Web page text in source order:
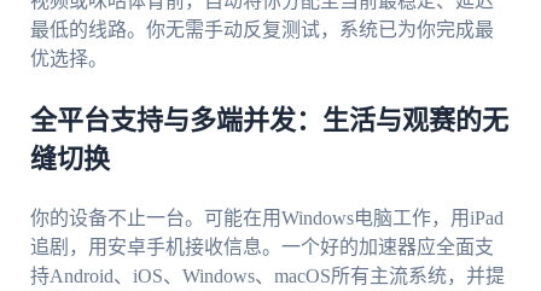
最低的线路。你无需手动反复测试，系统已为你完成最
优选择。
全平台支持与多端并发：生活与观赛的无
缝切换
你的设备不止一台。可能在用Windows电脑工作，用iPad
追剧，用安卓手机接收信息。一个好的加速器应全面支
持Android、iOS、Windows、macOS所有主流系统，并提